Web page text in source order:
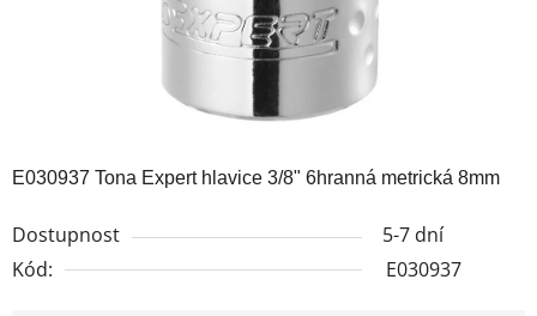
E030937 Tona Expert hlavice 3/8" 6hranná metrická 8mm
Dostupnost
5-7 dní
Kód:
E030937